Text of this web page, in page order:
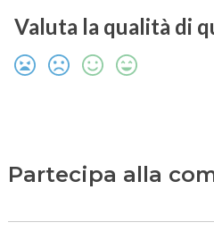
Valuta la qualità di
Partecipa alla